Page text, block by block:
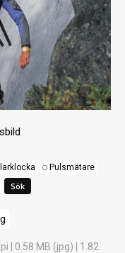
Pulsmätare
| 0.58 MB (jpg) | 1.82